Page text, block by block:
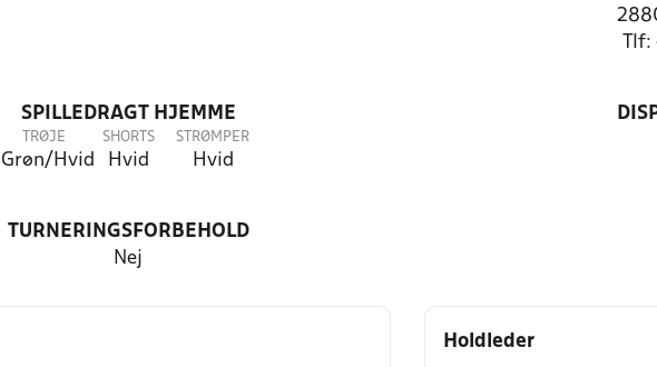
SPILLEDRAGT HJEMME
TRØJE
Grøn/Hvid
SHORTS
Hvid
STRØMPER
Hvid
TURNERINGSFORBEHOLD
Nej
Holdleder